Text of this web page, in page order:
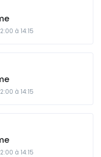
à 14:15
à 14:15
à 14:15